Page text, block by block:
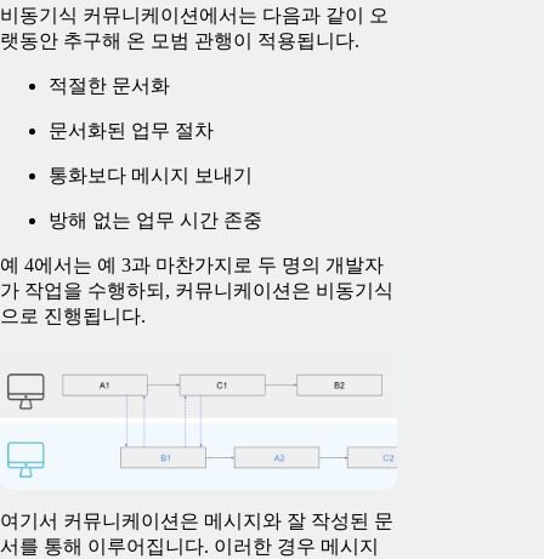
비동기식 커뮤니케이션에서는 다음과 같이 오
랫동안 추구해 온 모범 관행이 적용됩니다.
적절한 문서화
문서화된 업무 절차
통화보다 메시지 보내기
방해 없는 업무 시간 존중
예 4에서는 예 3과 마찬가지로 두 명의 개발자
가 작업을 수행하되, 커뮤니케이션은 비동기식
으로 진행됩니다.
여기서 커뮤니케이션은 메시지와 잘 작성된 문
서를 통해 이루어집니다. 이러한 경우 메시지